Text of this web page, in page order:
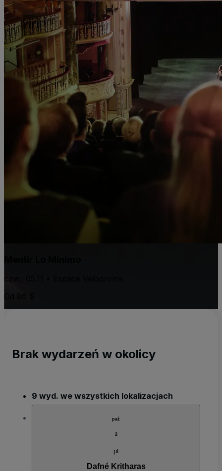
czw., 05.11 • Espace Vélodrome
Brak wydarzeń w okolicy
9 wyd. we wszystkich lokalizacjach
paź
2
pt
Dafné Kritharas